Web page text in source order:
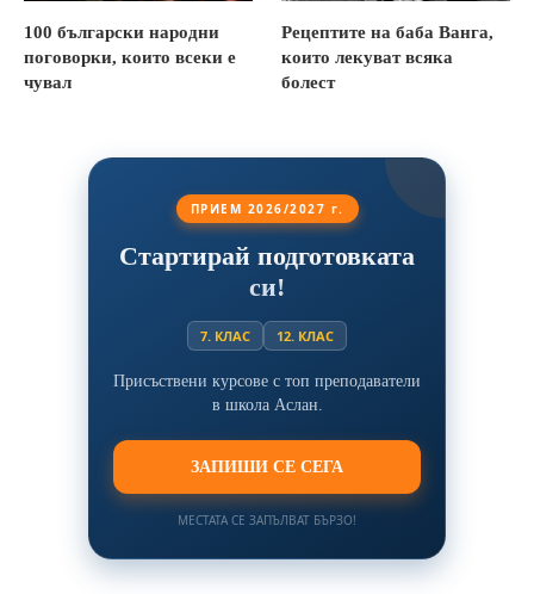
100 български народни
поговорки, които всеки е
чувал
Рецептите на баба Ванга,
които лекуват всяка
болест
ПРИЕМ 2026/2027 г.
Стартирай подготовката
си!
7. КЛАС 12. КЛАС
Присъствени курсове с топ преподаватели
в школа Аслан.
ЗАПИШИ СЕ СЕГА
МЕСТАТА СЕ ЗАПЪЛВАТ БЪРЗО!